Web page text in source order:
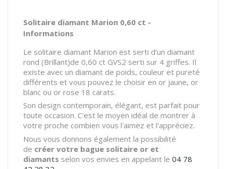
Solitaire diamant Marion 0,60 ct -
Informations
Le solitaire diamant Marion est serti d’un diamant
rond (Brillant)de 0,60 ct GVS2 serti sur 4 griffes. Il
existe avec un diamant de poids, couleur et pureté
différents et vous pouvez le choisir en or jaune, or
blanc ou or rose 18 carats.
Son design contemporain, élégant, est parfait pour
toute occasion. C'est le moyen idéal de montrer à
votre proche combien vous l'aimez et l'appréciez.
Nous vous donnons également la possibilité
de créer votre bague solitaire or et
diamants selon vos envies en appelant le 04 78